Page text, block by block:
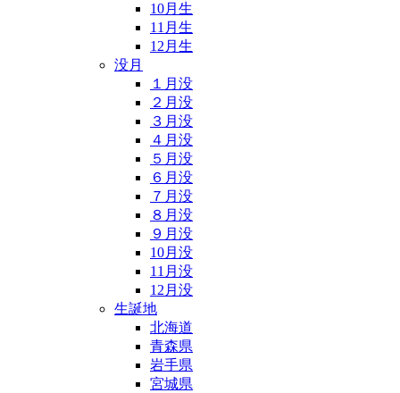
10月生
11月生
12月生
没月
１月没
２月没
３月没
４月没
５月没
６月没
７月没
８月没
９月没
10月没
11月没
12月没
生誕地
北海道
青森県
岩手県
宮城県